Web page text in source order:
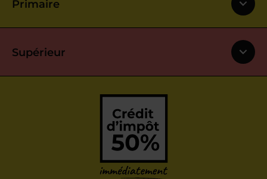
Primaire
Supérieur